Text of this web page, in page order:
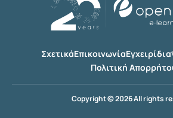
ΣχετικάΕπικοινωνίαΕγχειρίδια
Πολιτική
Copyright © 2026 All rights